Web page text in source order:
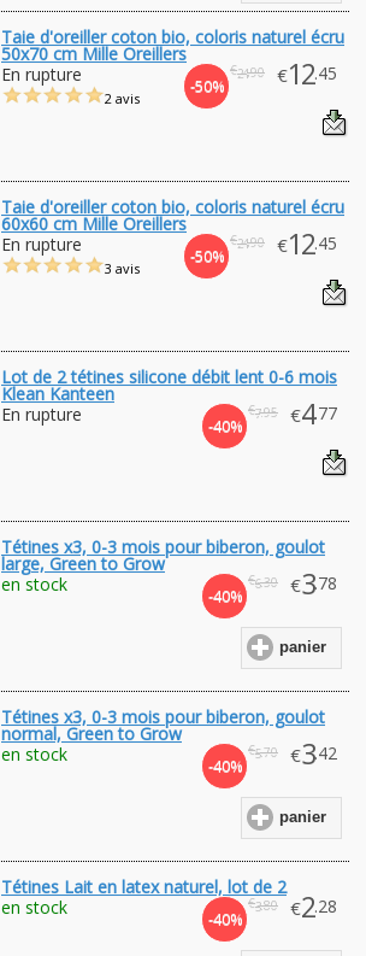
Taie d'oreiller coton bio, coloris naturel écru
50x70 cm Mille Oreillers
-50%
€24.90 €12.45
En rupture
2 avis
Taie d'oreiller coton bio, coloris naturel écru
60x60 cm Mille Oreillers
-50%
€24.90 €12.45
En rupture
3 avis
Lot de 2 tétines silicone débit lent 0-6 mois
Klean Kanteen
-40%
€7.95 €4.77
En rupture
Tétines x3, 0-3 mois pour biberon, goulot
large, Green to Grow
-40%
€6.30 €3.78
en stock
panier
Tétines x3, 0-3 mois pour biberon, goulot
normal, Green to Grow
-40%
€5.70 €3.42
en stock
panier
Tétines Lait en latex naturel, lot de 2
-40%
€3.80 €2.28
en stock